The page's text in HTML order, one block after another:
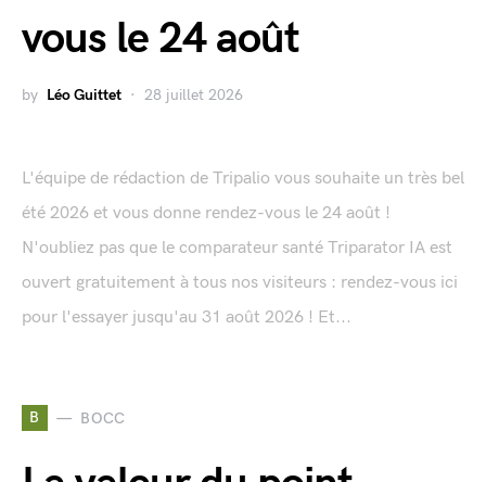
vous le 24 août
by Léo Guittet 28 juillet 2026
L'équipe de rédaction de Tripalio vous souhaite un très bel
été 2026 et vous donne rendez-vous le 24 août !
N'oubliez pas que le comparateur santé Triparator IA est
ouvert gratuitement à tous nos visiteurs : rendez-vous ici
pour l'essayer jusqu'au 31 août 2026 ! Et...
B BOCC